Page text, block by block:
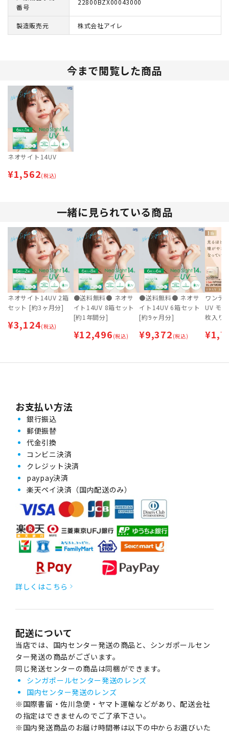
番号
22800BZX00043000
製造販売元 株式会社アイレ
今まで閲覧した商品
ネオサイト14UV
¥1,562(税込)
一緒に見られている商品
ネオサイト14UV 2箱
セット [約3ヶ月分]
¥3,124(税込)
●送料無料● ネオサ
イト14UV 8箱セット
[約1年間分]
¥12,496 (税込)
●送料無料● ネオサ
イト14UV 6箱セット
[約9ヶ月分]
¥9,372 (税込)
ワンデ
UV モ
枚入り)
コンタ
¥
お支払い方法
銀行振込
郵便振替
代金引換
コンビニ決済
クレジット決済
paypay決済
楽天ペイ決済（国内配送のみ）
詳しくはこちら
配送について
当店では、国内センター発送の商品と、シンガポールセン
ター発送の商品がございます。
同じ発送センターの商品は同梱ができます。
シンガポールセンター発送のレンズ
国内センター発送のレンズ
※国際書留・佐川急便・ヤマト運輸などがあり、配送会社
の指定はできませんのでご了承下さい。
※国内発送商品のお届け時間帯は以下の中からお選びいた